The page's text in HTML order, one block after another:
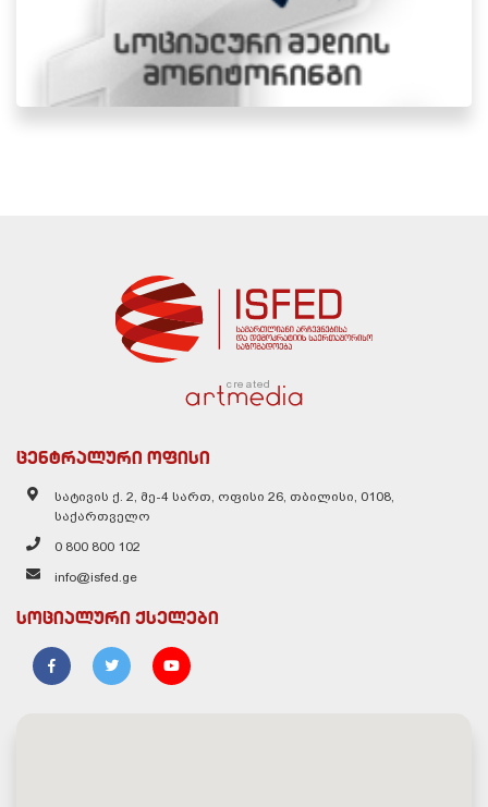
created
ცენტრალური ოფისი
სატივის ქ. 2, მე-4 სართ, ოფისი 26, თბილისი, 0108,
საქართველო
0 800 800 102
info@isfed.ge
სოციალური ქსელები